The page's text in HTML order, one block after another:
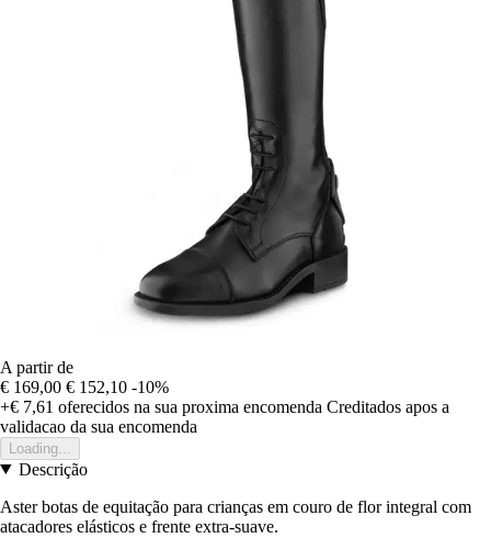
A partir de
€ 169,00 € 152,10 -10%
+€ 7,61 oferecidos na sua proxima encomenda Creditados apos a
validacao da sua encomenda
Loading...
Descrição
Aster botas de equitação para crianças em couro de flor integral com
atacadores elásticos e frente extra-suave.